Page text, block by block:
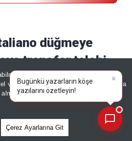
adına sitemizde
verileriniz, KVKK ve GDPR kapsamında
almak içinAydınlatma Metnimizi
Çerez Ayarlarına Git
düğmeye
transfer talebi
| 10 Ağustos, 2026 - 12:06
Bugünkü yazarların k